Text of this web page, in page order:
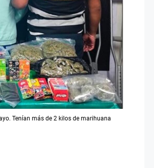
Tenían más de 2 kilos de marihuana